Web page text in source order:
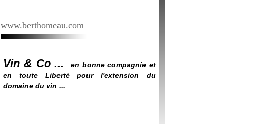
www.berthomeau.com
Vin & Co ...
en bonne compagnie et
en toute Liberté pour l'extension du
domaine du vin ...